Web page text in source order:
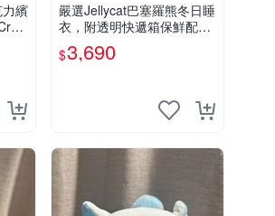
繽
娃
嚴選Jellycat巴塞羅熊冬日睡
衣，附透明快遞箱保鮮配
送，童趣可愛可收藏 巴塞羅
熊 睡衣 透明袋
$3,690